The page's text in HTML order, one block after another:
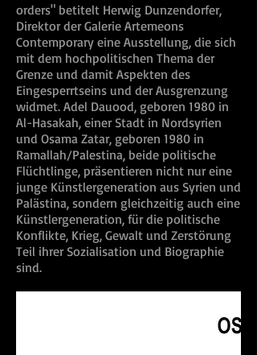
orders" betitelt Herwig Dunzendorfer,
Direktor der Galerie Artemeons
Contemporary eine Ausstellung, die sich
mit dem hochpolitischen Thema der
Grenze und damit Aspekten des
Eingesperrtseins und der Ausgrenzung
widmet. Adel Dauood, geboren 1980 in
Al-Hasakah, einer Stadt in Nordsyrien
und Osama Zatar, geboren 1980 in
Ramallah/Palestina, beide politische
Flüchtlinge, präsentieren nicht nur eine
junge Künstlergeneration aus Syrien und
Palästina, sondern gleichzeitig auch eine
Künstlergeneration, für die politische
Konflikte, Krieg, Gewalt und Zerstörung
Teil ihrer Sozialisation und Biographie
sind.